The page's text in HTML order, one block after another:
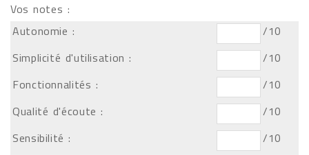
Vos notes :
Autonomie :
/10
Simplicité d'utilisation :
/10
Fonctionnalités :
/10
Qualité d'écoute :
/10
Sensibilité :
/10